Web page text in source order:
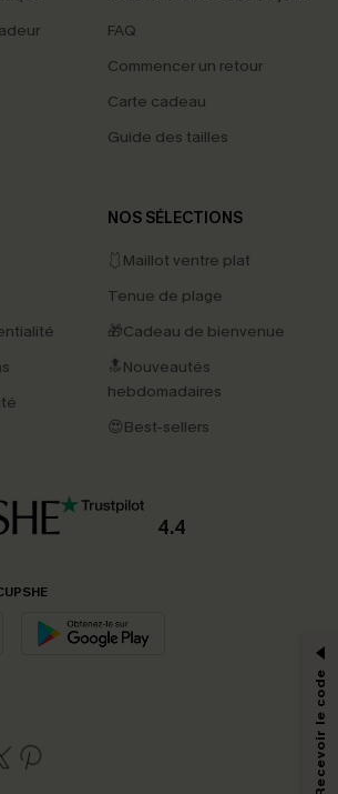
FAQ
Commencer un retour
Carte cadeau
Guide des tailles
NOS SÉLECTIONS
🩱Maillot ventre plat
Tenue de plage
🎁Cadeau de bienvenue
🔝Nouveautés
hebdomadaires
😍Best-sellers
4.4
DE -15%
dès 2 Achetés par E-mail
adresse e-mail, vous acceptez de recevoir des e-mails
du contenu généré par l'IA) de Cupshe et